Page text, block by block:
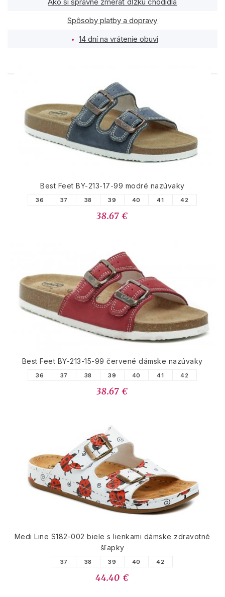
Spôsoby platby a dopravy
14 dní na vrátenie obuvi
PODOBNÉ PRODUKTY
Best Feet BY-213-17-99 modré nazúvaky
36 37 38 39 40 41 42
38.67 €
Best Feet BY-213-15-99 červené dámske nazúvaky
36 37 38 39 40 41 42
38.67 €
Medi Line S182-002 biele s lienkami dámske zdravotné
šľapky
37 38 39 40 42
44.40 €